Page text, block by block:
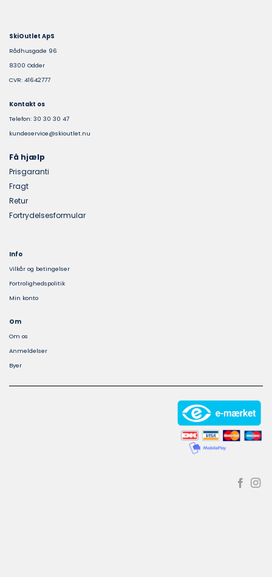
SkiOutlet ApS
Rådhusgade 96
8300 Odder
CVR: 41642777
Kontakt os
Telefon: 30 30 30 47
kundeservice@skioutlet.nu
Få hjælp
Prisgaranti
Fragt
Retur
Fortrydelsesformular
Info
Vilkår og betingelser
Fortrolighedspolitik
Min konto
Om
Om os
Anmeldelser
Byer